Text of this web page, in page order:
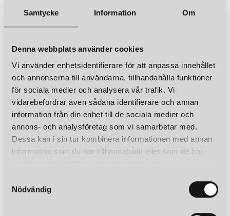
Samtycke Information Om
Denna webbplats använder cookies
Vi använder enhetsidentifierare för att anpassa innehållet
och annonserna till användarna, tillhandahålla funktioner
för sociala medier och analysera vår trafik. Vi
vidarebefordrar även sådana identifierare och annan
information från din enhet till de sociala medier och
annons- och analysföretag som vi samarbetar med.
Dessa kan i sin tur kombinera informationen med annan
information som du har tillhandahållit eller som de har
Nödvändig